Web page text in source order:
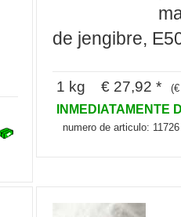
de jengibre,
1 kg € 27,92 *
INMEDIATAMENTE
numero de articulo: 11726